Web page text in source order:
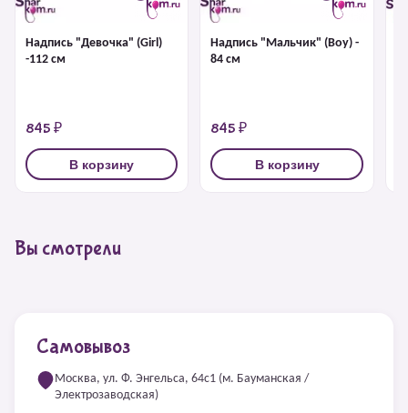
Надпись "Девочка" (Girl)
-112 см
845 ₽
В корзину
Надпись "Мальчик" (Boy) -
84 см
845 ₽
В корзину
Вы смотрели
Самовывоз
Москва, ул. Ф. Энгельса, 64с1 (м. Бауманская /
Электрозаводская)